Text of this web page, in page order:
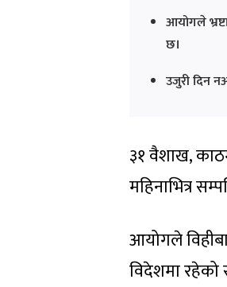
आयोगले
छ।
उजुरी दिन
३१ वैशाख,
महिनाभित्र
आयोगले
विदेशमा रहेको